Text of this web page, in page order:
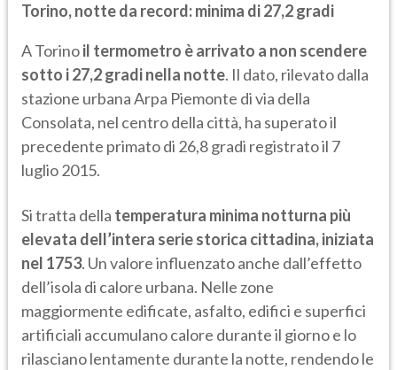
Torino, notte da record: minima di 27,2 gradi
A Torinoil termometro è arrivato a non scendere
sotto i 27,2 gradi nella notte. Il dato, rilevato dalla
stazione urbana Arpa Piemonte di via della
Consolata, nel centro della città, ha superato il
precedente primato di 26,8 gradi registrato il 7
luglio 2015.
Si tratta della temperatura minima notturna più
elevata dell’intera serie storica cittadina, iniziata
nel 1753. Un valore influenzato anche dall’effetto
dell’isola di calore urbana. Nelle zone
maggiormente edificate, asfalto, edifici e superfici
artificiali accumulano calore durante il giorno e lo
rilasciano lentamente durante la notte, rendendo le